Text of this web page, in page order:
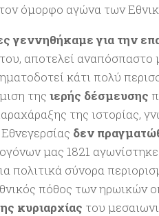
όμορφο αγώνα των
γεννηθήκαμε για την
αποτελεί αναπόσπαστο
κάτι πολύ
της ιερής δέσμευσης
της ιστορίας,
δεν
μας 1821 αγωνίστηκε
πολιτικά σύνορα
πόθος των ηρωικών
κυριαρχίας του